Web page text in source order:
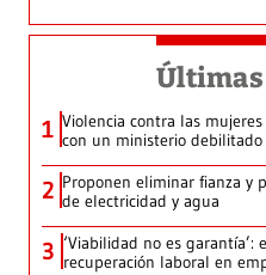
1 Violencia contra las
con un ministerio debilitado
2 Proponen eliminar fianza y
de electricidad y agua
3 ‘Viabilidad no es
recuperación laboral en